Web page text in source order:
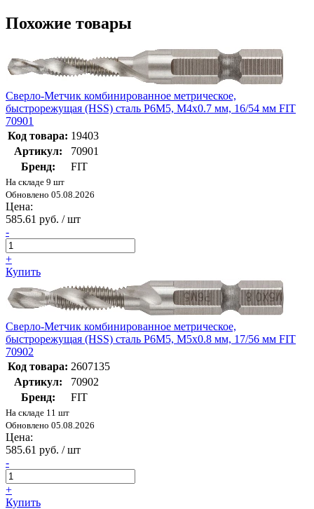
Похожие товары
Сверло-Метчик комбинированное метрическое,
быстрорежущая (HSS) сталь Р6М5, М4х0.7 мм, 16/54 мм FIT
70901
Код товара: 19403
Артикул:
70901
Бренд:
FIT
На складе 9 шт
Обновлено 05.08.2026
Цена:
585.61 руб. / шт
-
+
Купить
Сверло-Метчик комбинированное метрическое,
быстрорежущая (HSS) сталь Р6М5, М5х0.8 мм, 17/56 мм FIT
70902
Код товара: 2607135
Артикул:
70902
Бренд:
FIT
На складе 11 шт
Обновлено 05.08.2026
Цена:
585.61 руб. / шт
-
+
Купить